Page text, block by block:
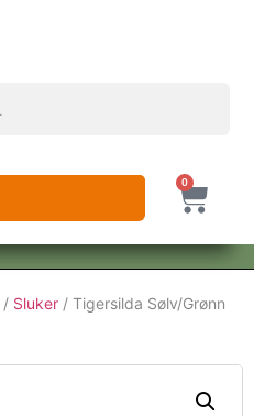
0
/ Sluker / Tigersilda Sølv/Grønn